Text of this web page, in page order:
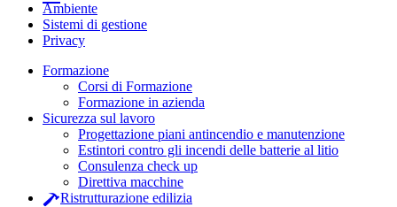
Ambiente
Sistemi di gestione
Privacy
Formazione
Corsi di Formazione
Formazione in azienda
Sicurezza sul lavoro
Progettazione piani antincendio e manutenzione
Estintori contro gli incendi delle batterie al litio
Consulenza check up
Direttiva macchine
Ristrutturazione edilizia